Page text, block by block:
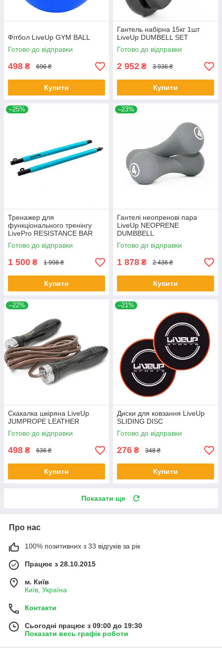
Фітбол LiveUp GYM BALL
Готово до відправки
498 ₴ 696 ₴
Купити
Гантель набірна 15кг 1шт
LiveUp DUMBELL SET
Готово до відправки
2 952 ₴ 3 936 ₴
Купити
–25%
Тренажер для
функціонального тренінгу
LivePro RESISTANCE BAR
SET
Готово до відправки
1 500 ₴ 1 998 ₴
Купити
–23%
Гантелі неопренові пара
LiveUp NEOPRENE
DUMBBELL
Готово до відправки
1 878 ₴ 2 436 ₴
Купити
–22%
Скакалка шкіряна LiveUp
JUMPROPE LEATHER
Готово до відправки
498 ₴ 636 ₴
Купити
–21%
Диски для ковзання LiveUp
SLIDING DISC
Готово до відправки
276 ₴ 348 ₴
Купити
Показати ще
Про нас
100% позитивних з 33 відгуків за рік
Працює з 28.10.2015
м. Київ
Київ, Україна
Контакти
Сьогодні працює з 09:00 до 19:30
Показати весь графік роботи